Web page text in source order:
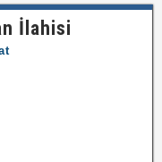
İlahisi